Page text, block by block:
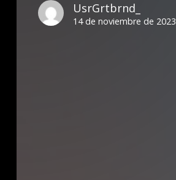
UsrGrtbrnd_
14 de noviembre de 2023